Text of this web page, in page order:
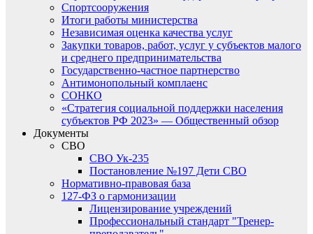
Спортсооружения
Итоги работы министерства
Независимая оценка качества услуг
Закупки товаров, работ, услуг у субъектов малого
и среднего предпринимательства
Государственно-частное партнерство
Антимонопольный комплаенс
СОНКО
«Стратегия социальной поддержки населения
субъектов РФ 2023» — Общественный обзор
Документы
СВО
СВО Ук-235
Постановление №197 Дети СВО
Нормативно-правовая база
127-ФЗ о гармонизации
Лицензирование учреждений
Профессиональный стандарт "Тренер-